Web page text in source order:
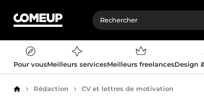
Pour vousMeilleurs servicesMeilleurs freelancesDesign
AccueilRédaction CV et lettres de motivation